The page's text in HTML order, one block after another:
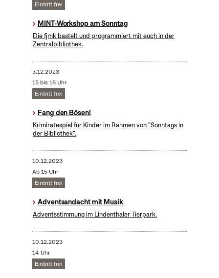
Eintritt frei
MINT-Workshop am Sonntag
Die fjmk bastelt und programmiert mit euch in der
Zentralbibliothek.
3.12.2023
15 bis 16 Uhr
Eintritt frei
Fang den Bösen!
Krimiratespiel für Kinder im Rahmen von "Sonntags in
der Bibliothek".
10.12.2023
Ab 15 Uhr
Eintritt frei
Adventsandacht mit Musik
Adventsstimmung im Lindenthaler Tierpark.
10.12.2023
14 Uhr
Eintritt frei